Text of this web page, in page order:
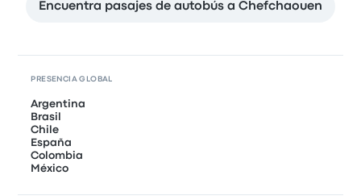
Encuentra pasajes de autobús a Chefchaouen
PRESENCIA GLOBAL
Argentina
Brasil
Chile
España
Colombia
México